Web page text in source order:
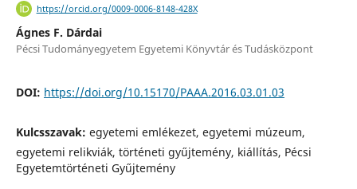
https://orcid.org/0009-0006-8148-428X
Ágnes F. Dárdai
Pécsi Tudományegyetem Egyetemi Könyvtár és Tudásközpont
DOI: https://doi.org/10.15170/PAAA.2016.03.01.03
Kulcsszavak: egyetemi emlékezet, egyetemi múzeum,
egyetemi relikviák, történeti gyűjtemény, kiállítás, Pécsi
Egyetemtörténeti Gyűjtemény